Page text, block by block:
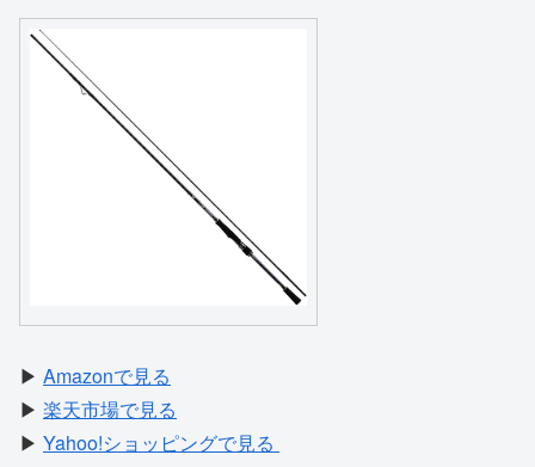
▶ Amazonで見る
▶ 楽天市場で見る
▶ Yahoo!ショッピングで見る